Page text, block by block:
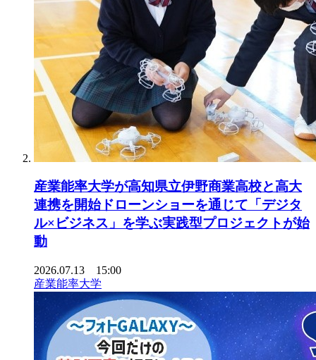
産業能率大学が高知県立伊野商業高校と高大
連携を開始ドローンショーを通じて「デジタ
ル×ビジネス」を学ぶ実践型プロジェクトが始
動
2026.07.13 15:00
産業能率大学